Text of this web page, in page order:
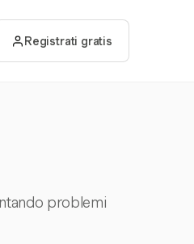
Registrati gratis
problemi